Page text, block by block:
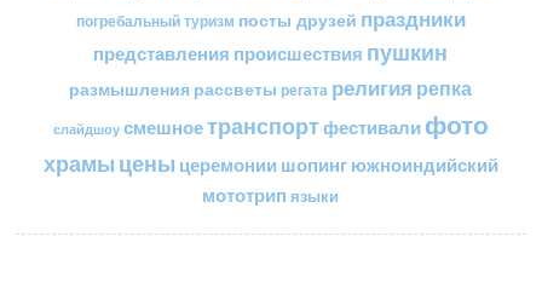
погребальный туризм посты друзей праздники
представления происшествия пушкин
размышления рассветы регата религия репка
слайдшоу смешноетранспортфестивали фото
храмы цены церемонии шопингюжноиндийский
мототрип языки